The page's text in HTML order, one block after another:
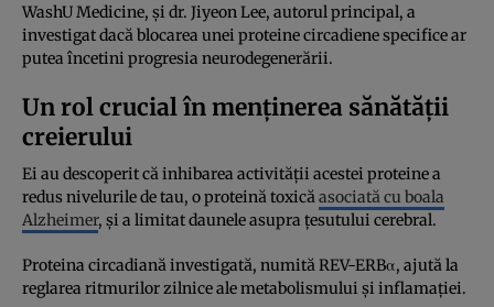
WashU Medicine, și dr. Jiyeon Lee, autorul principal, a
investigat dacă blocarea unei proteine circadiene specifice ar
putea încetini progresia neurodegenerării.
Un rol crucial în menținerea sănătății
creierului
Ei au descoperit că inhibarea activității acestei proteine a
redus nivelurile de tau, o proteină toxicăasociată cu boala
Alzheimer, și a limitat daunele asupra țesutului cerebral.
Proteina circadiană investigată, numită REV-ERBα, ajută la
reglarea ritmurilor zilnice ale metabolismului și inflamației.